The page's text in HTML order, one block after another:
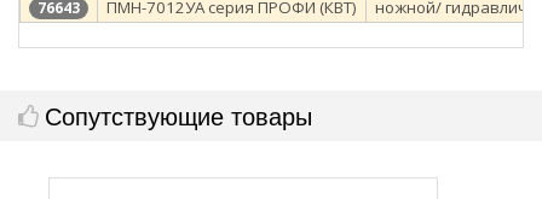
76643 ПМН-7012УА серия ПРОФИ (КВТ) ножной/
Сопутствующие товары